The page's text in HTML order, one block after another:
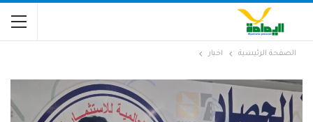
الصفحة الرئيسية اخبار